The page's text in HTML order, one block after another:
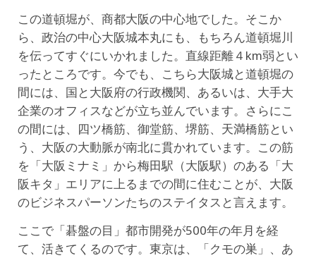
この道頓堀が、商都大阪の中心地でした。そこか
ら、政治の中心大阪城本丸にも、もちろん道頓堀川
を伝ってすぐにいかれました。直線距離４km弱とい
ったところです。今でも、こちら大阪城と道頓堀の
間には、国と大阪府の行政機関、あるいは、大手大
企業のオフィスなどが立ち並んでいます。さらにこ
の間には、四ツ橋筋、御堂筋、堺筋、天満橋筋とい
う、大阪の大動脈が南北に貫かれています。この筋
を「大阪ミナミ」から梅田駅（大阪駅）のある「大
阪キタ」エリアに上るまでの間に住むことが、大阪
のビジネスパーソンたちのステイタスと言えます。
ここで「碁盤の目」都市開発が500年の年月を経
て、活きてくるのです。東京は、「クモの巣」、あ